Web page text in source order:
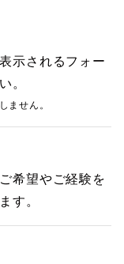
示されるフォー
。
ません。
希望やご経験を
す。